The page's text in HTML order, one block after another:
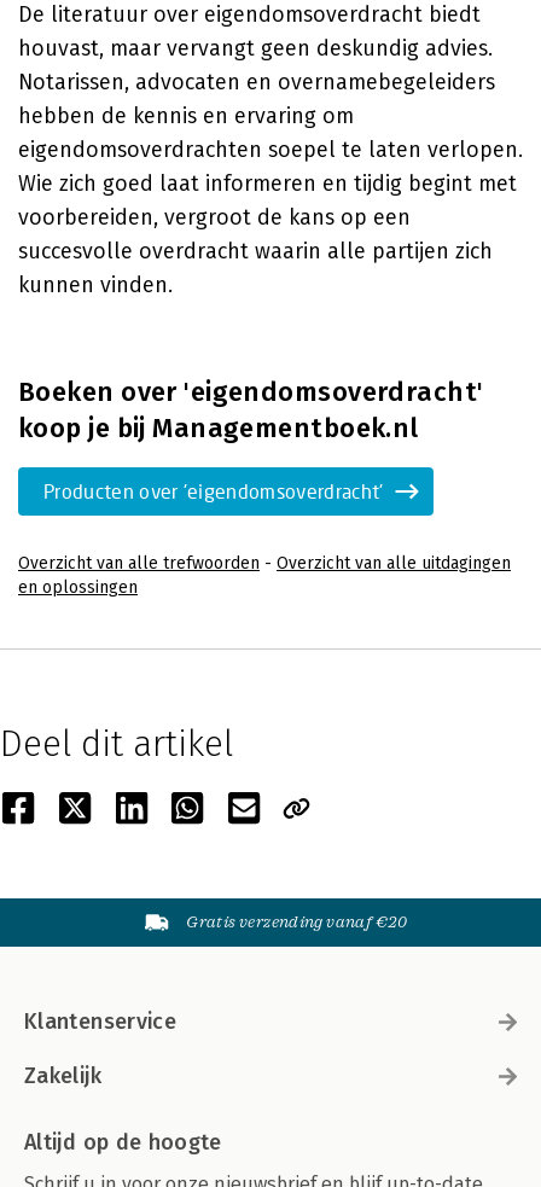
De literatuur over eigendomsoverdracht biedt
houvast, maar vervangt geen deskundig advies.
Notarissen, advocaten en overnamebegeleiders
hebben de kennis en ervaring om
eigendomsoverdrachten soepel te laten verlopen.
Wie zich goed laat informeren en tijdig begint met
voorbereiden, vergroot de kans op een
succesvolle overdracht waarin alle partijen zich
kunnen vinden.
Boeken over 'eigendomsoverdracht'
koop je bij Managementboek.nl
Producten over 'eigendomsoverdracht'
Overzicht van alle trefwoorden - Overzicht van alle uitdagingen
en oplossingen
Deel dit artikel
Gratis verzending vanaf €20
Klantenservice
Zakelijk
Altijd op de hoogte